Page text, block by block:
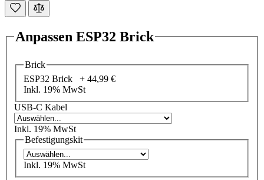
Anpassen ESP32 Brick
Brick
ESP32 Brick + 44,99 €
Inkl. 19% MwSt
USB-C Kabel
Inkl. 19% MwSt
Befestigungskit
Inkl. 19% MwSt